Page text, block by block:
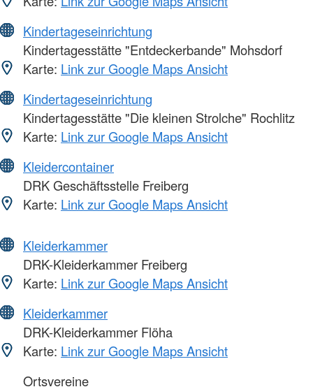
Kindertageseinrichtung
Kindertagesstätte "Entdeckerbande" Mohsdorf
Karte: Link zur Google Maps Ansicht
Kindertageseinrichtung
Kindertagesstätte "Die kleinen Strolche" Rochlitz
Karte: Link zur Google Maps Ansicht
Kleidercontainer
DRK Geschäftsstelle Freiberg
Karte: Link zur Google Maps Ansicht
Kleiderkammer
DRK-Kleiderkammer Freiberg
Karte: Link zur Google Maps Ansicht
Kleiderkammer
DRK-Kleiderkammer Flöha
Karte: Link zur Google Maps Ansicht
Ortsvereine